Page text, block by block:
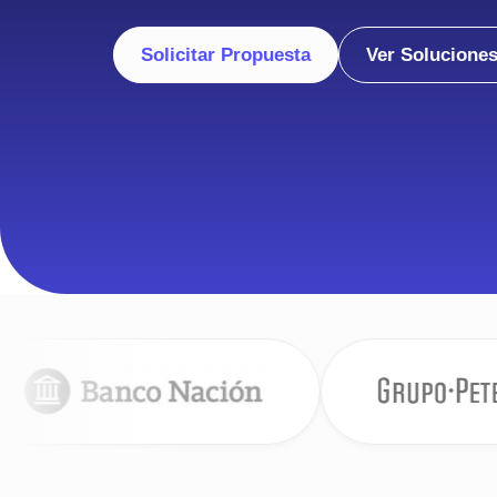
Solicitar Propuesta Ver Soluciones